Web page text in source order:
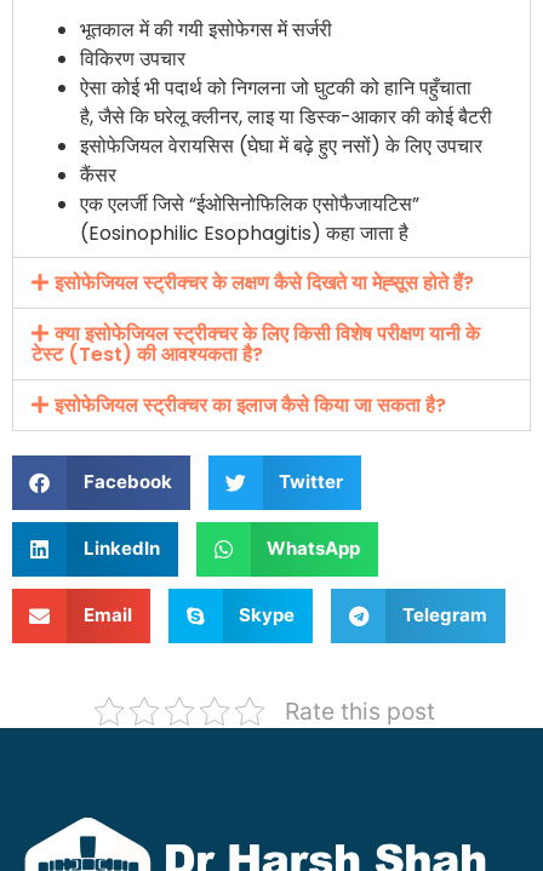
भूतकाल में की गयी इसोफेगस में सर्जरी
विकिरण उपचार
ऐसा कोई भी पदार्थ को निगलना जो घुटकी को हानि पहुँचाता
है, जैसे कि घरेलू क्लीनर, लाइ या डिस्क-आकार की कोई बैटरी
इसोफेजियल वेरायसिस (घेघा में बढ़े हुए नसों) के लिए उपचार
कैंसर
एक एलर्जी जिसे “ईओसिनोफिलिक एसोफैजायटिस”
(Eosinophilic Esophagitis) कहा जाता है
इसोफेजियल स्ट्रीक्चर के लक्षण कैसे दिखते या मेह्सूस होते हैं?
क्या इसोफेजियल स्ट्रीक्चर के लिए किसी विशेष परीक्षण यानी के
टेस्ट (Test) की आवश्यकता है?
इसोफेजियल स्ट्रीक्चर का इलाज कैसे किया जा सकता है?
Facebook Twitter
LinkedIn WhatsApp
Email Skype Telegram
Rate this post